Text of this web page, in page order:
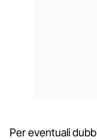
Per eventuali